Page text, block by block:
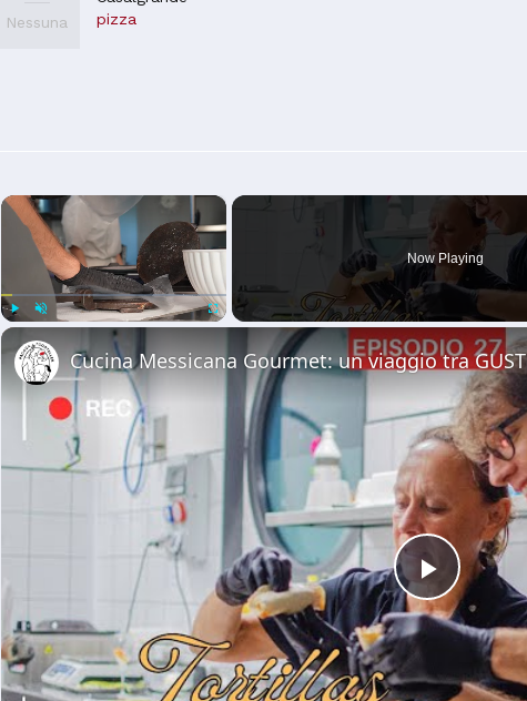
Nessuna
pizza
×
Now Playing
Play
Video
Cucina Messicana Gourmet: un viaggio tra